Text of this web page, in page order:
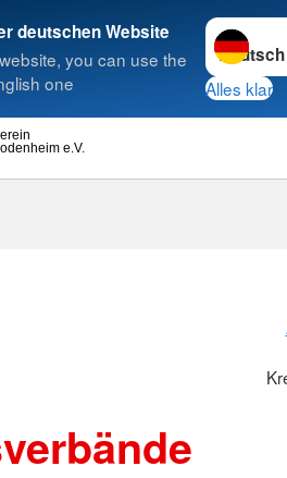
deutschen Website
you can use the
one
Sprache
Alles klar
e.V.
Suche